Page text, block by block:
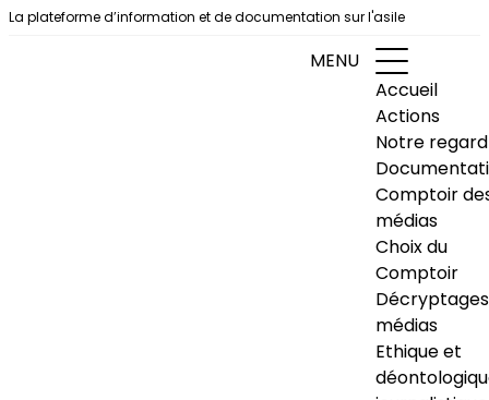
Aller au contenu
La plateforme d’information et de documentation sur l'asile
MENU
Accueil
Actions
Notre regard
Comptoir
médias
Choix du
Comptoir
Décryptages
médias
Ethique et